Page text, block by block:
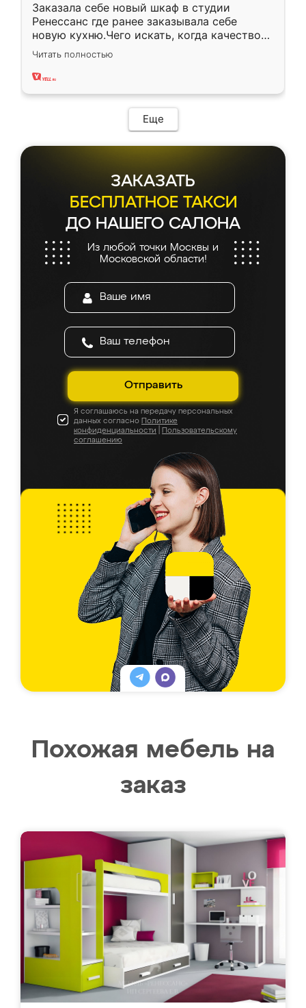
Заказала себе новый шкаф в студии
Ренессанс где ранее заказывала себе
новую кухню.Чего искать, когда качеством
вполне довольна. Служит кухня уже почти
два года, нареканий нет.
Читать полностью
Еще
ЗАКАЗАТЬ
БЕСПЛАТНОЕ ТАКСИ
ДО НАШЕГО САЛОНА
Из любой точки Москвы и
Московской области!
Отправить
Я соглашаюсь на передачу персональных
данных согласно Политике
конфиденциальности
Пользовательскому
соглашению
Похожая мебель на
заказ